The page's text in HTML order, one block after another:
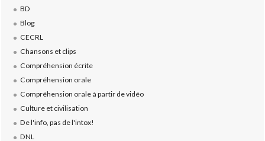
BD
Blog
CECRL
Chansons et clips
Compréhension écrite
Compréhension orale
Compréhension orale à partir de vidéo
Culture et civilisation
De l'info, pas de l'intox!
DNL